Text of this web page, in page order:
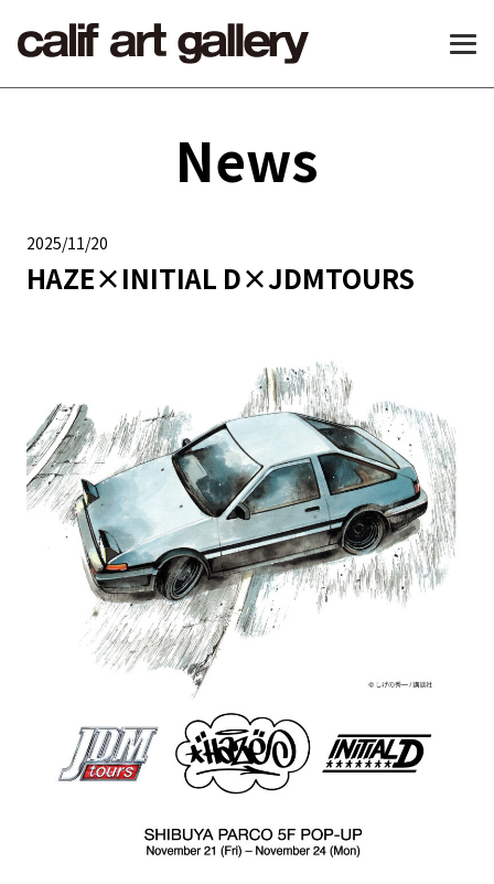
News
2025/11/20
HAZE×INITIAL D×JDMTOURS